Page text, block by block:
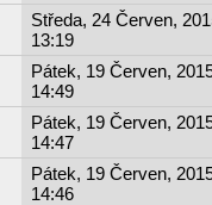
Středa, 24 Červen,
13:19
Pátek, 19 Červen,
14:49
Pátek, 19 Červen,
14:47
Pátek, 19 Červen,
14:46